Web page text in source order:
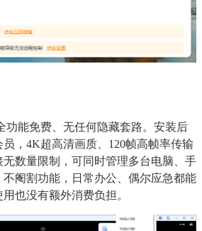
功能免费、无任何隐藏套路。安装后
，4K超高清画质、120帧高帧率传输
数量限制，可同时管理多台电脑、手
阉割功能，日常办公、偶尔应急都能
也没有额外消费负担。